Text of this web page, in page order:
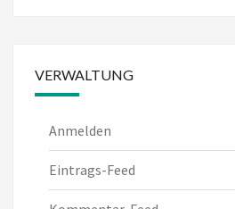
VERWALTUNG
Anmelden
Eintrags-Feed